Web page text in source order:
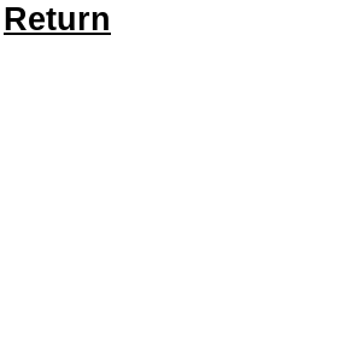
Return